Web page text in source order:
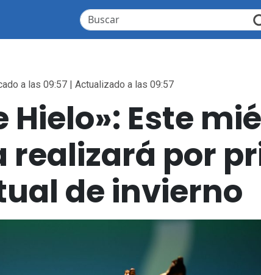
a las 09:57 | Actualizado a las 09:57
Hielo»: Este
realizará por
de invierno